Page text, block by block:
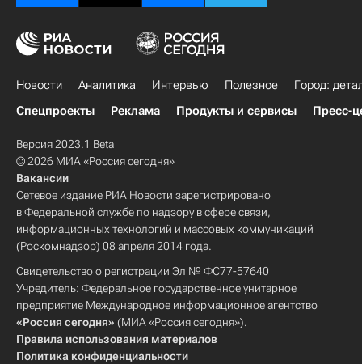
Новости Аналитика Интервью Полезное
Город:
Спецпроекты
Реклама Продукты и сервисы Пресс-
Версия 2023.1 Beta
© 2026 МИА «Россия сегодня»
Вакансии
Сетевое издание РИА Новости зарегистрировано
в Федеральной службе по надзору в сфере связи,
информационных технологий и массовых коммуникаций
(Роскомнадзор) 08 апреля 2014 года.
Свидетельство о регистрации Эл № ФС77-57640
Учредитель: Федеральное государственное унитарное
предприятие Международное информационное агентство
«Россия сегодня» (МИА «Россия сегодня»).
Правила использования материалов
Политика конфиденциальности